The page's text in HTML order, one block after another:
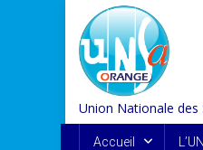
content
Union Nationale des
Accueil